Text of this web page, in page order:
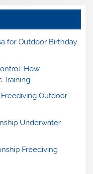
for Outdoor Birthday
How
Training
Outdoor
Underwater
Freediving